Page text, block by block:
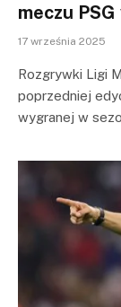
meczu
17 września 2025
Rozgrywki Ligi
poprzedniej
wygranej w